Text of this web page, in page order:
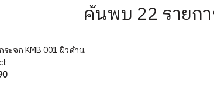
ค้นพบ 22 รายก
ะจก KMB 001 ผิวด้าน